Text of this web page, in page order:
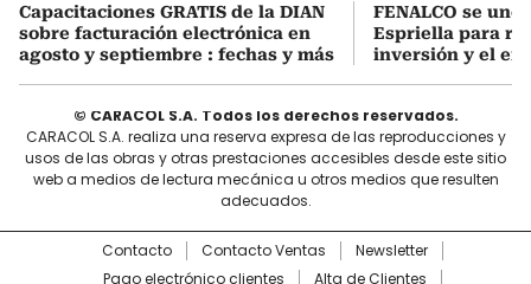
Capacitaciones GRATIS de la DIAN
sobre facturación electrónica en
agosto y septiembre : fechas y más
FENALCO se une
Espriella para
inversión y el
© CARACOL S.A. Todos los derechos reservados.
CARACOL S.A. realiza una reserva expresa de las reproducciones y
usos de las obras y otras prestaciones accesibles desde este sitio
web a medios de lectura mecánica u otros medios que resulten
adecuados.
Contacto Contacto Ventas
Newsletter
Pago electrónico clientes
Alta de Clientes